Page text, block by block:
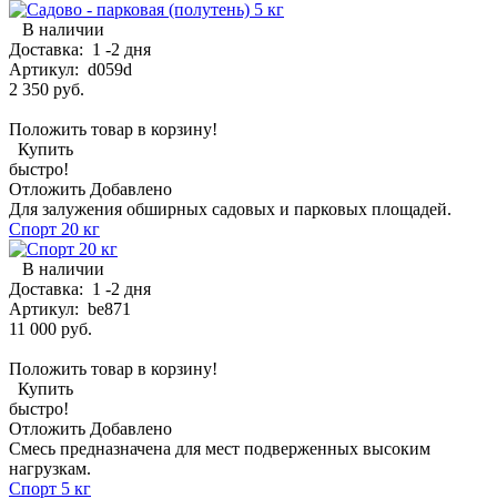
В наличии
Доставка: 1 -2 дня
Артикул: d059d
2 350 руб.
Положить товар в корзину!
Купить
быстро!
Отложить Добавлено
Для залужения обширных садовых и парковых площадей.
Спорт 20 кг
В наличии
Доставка: 1 -2 дня
Артикул: be871
11 000 руб.
Положить товар в корзину!
Купить
быстро!
Отложить Добавлено
Смесь предназначена для мест подверженных высоким
нагрузкам.
Спорт 5 кг